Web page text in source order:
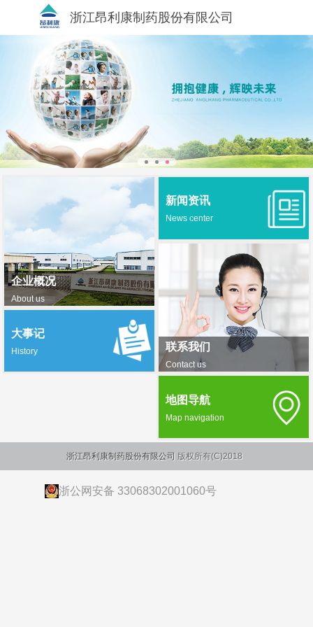
浙江昂利康制药股份有限公司
企业概况
About us
新闻资讯
News center
联系我们
Contact us
大事记
History
地图导航
Map navigation
浙江昂利康制药股份有限公司 版权所有(C)2018
浙公网安备 33068302001060号